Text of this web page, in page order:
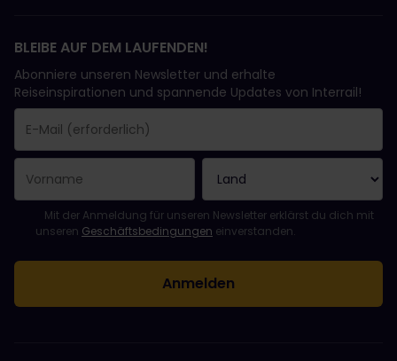
BLEIBE AUF DEM LAUFENDEN!
Abonniere unseren Newsletter und erhalte
Reiseinspirationen und spannende Updates von Interrail!
Sie haben sich erfolgreich angemeldet.
Das Feld „E-Mail-Adresse“ ist ein Pflichtfeld!
Diese E-Mail-Adresse ist ungültig!
Beim Abonnieren des Newsletters ist ein Fehler aufgetreten.
Du hast diesen Newsletter bereits abonniert!
Bitte stimme den Allgemeinen Geschäftsbedingungen zu, um
Mit der Anmeldung für unseren Newsletter erklärst du dich mit
unseren Geschäftsbedingungen einverstanden.